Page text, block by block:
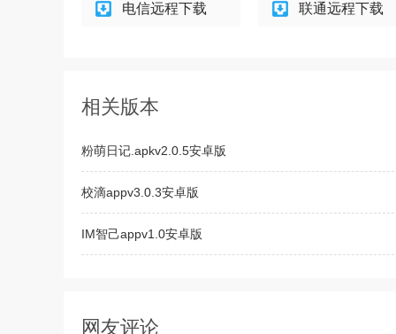
电信远程下载 联通远程下载
相关版本
粉萌日记.apkv2.0.5安卓版
校滴appv3.0.3安卓版
IM智己appv1.0安卓版
网友评论